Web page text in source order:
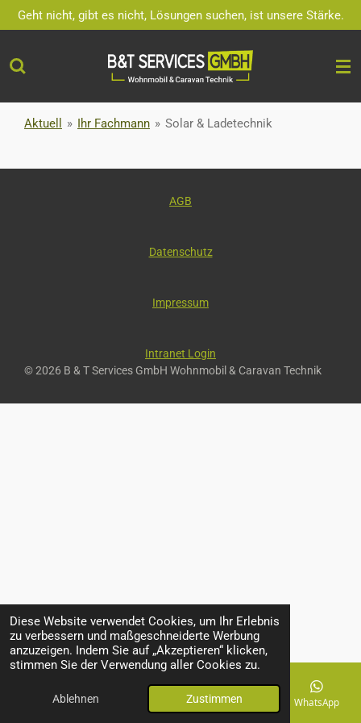
Diese Website verwendet Cookies, um Ihr Erlebnis
zu verbessern und maßgeschneiderte Werbung
anzuzeigen. Indem Sie auf „Akzeptieren“ klicken,
stimmen Sie der Verwendung aller Cookies zu.
Ablehnen Zustimmen
Zum
Hauptinhalt
Geht nicht, gibt es nicht, Lösungen suchen, ist unsere Stärke.
Aktuell » Ihr Fachmann » Solar & Ladetechnik
AGB
Datenschutz
Impressum
Intranet Login
© 2026 B & T Services GmbH Wohnmobil & Caravan Technik
E-Mail Telefon Karte Facebook WhatsApp